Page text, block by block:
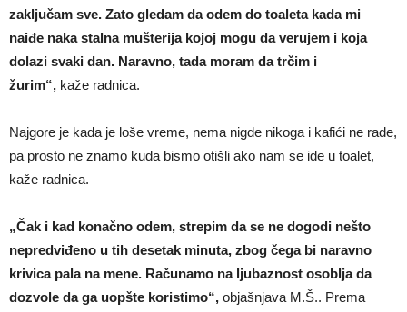
zaključam sve. Zato gledam da odem do toaleta kada mi
naiđe naka stalna mušterija kojoj mogu da verujem i koja
dolazi svaki dan. Naravno, tada moram da trčim i
žurim“, kaže radnica.
Najgore je kada je loše vreme, nema nigde nikoga i kafići ne rade,
pa prosto ne znamo kuda bismo otišli ako nam se ide u toalet,
kaže radnica.
„Čak i kad konačno odem, strepim da se ne dogodi nešto
nepredviđeno u tih desetak minuta, zbog čega bi naravno
krivica pala na mene. Računamo na ljubaznost osoblja da
dozvole da ga uopšte koristimo“, objašnjava M.Š.. Prema